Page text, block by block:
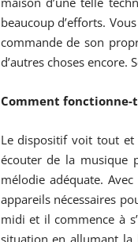
beaucoup d’efforts.
commande de son
d’autres choses encore.
Comment fonctionne-
Le dispositif voit tout et
écouter de la musique
mélodie adéquate.
appareils nécessaires
midi et il commence à